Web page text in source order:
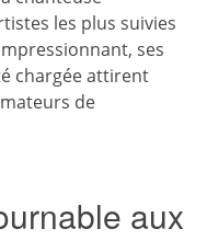
les plus suivies
ses
chargée attirent
de
aux